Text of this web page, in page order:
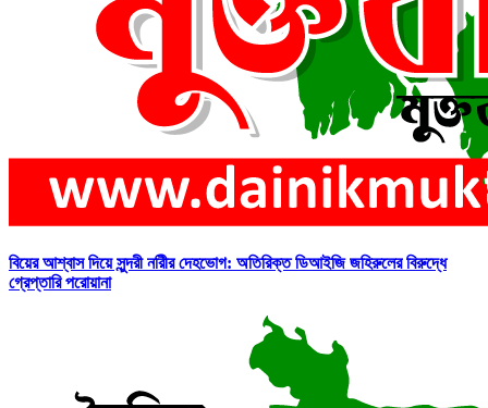
বিয়ের আশ্বাস দিয়ে সুন্দরী নরিীর দেহভোগ: অতিরিক্ত ডিআইজি জহিরুলের বিরুদ্ধে
গ্রেপ্তারি পরোয়ানা